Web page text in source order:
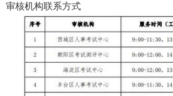
审核机构联系方式